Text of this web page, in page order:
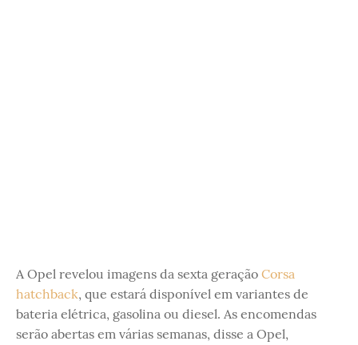
A Opel revelou imagens da sexta geração Corsa
hatchback, que estará disponível em variantes de
bateria elétrica, gasolina ou diesel. As encomendas
serão abertas em várias semanas, disse a Opel,